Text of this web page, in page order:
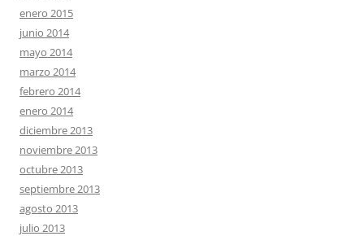
enero 2015
junio 2014
mayo 2014
marzo 2014
febrero 2014
enero 2014
diciembre 2013
noviembre 2013
octubre 2013
septiembre 2013
agosto 2013
julio 2013